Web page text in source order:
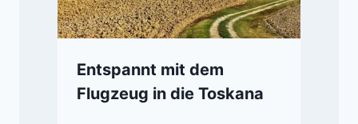
Entspannt mit dem
Flugzeug in die Toskana